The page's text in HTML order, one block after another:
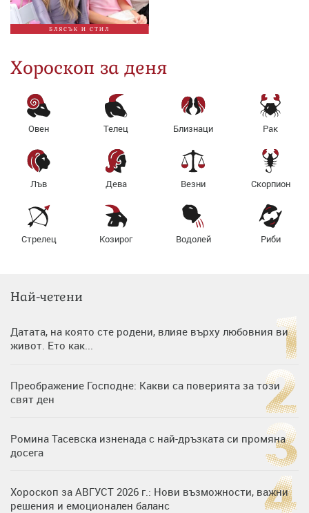
БЛЯСЪК И СТИЛ
Хороскоп за деня
Овен Телец Близнаци Рак
Лъв Дева Везни Скорпион
Стрелец Козирог Водолей Риби
Най-четени
Датата, на която сте родени, влияе върху любовния ви
живот. Ето как...
Преображение Господне: Какви са поверията за този
свят ден
Ромина Тасевска изненада с най-дръзката си промяна
досега
Хороскоп за АВГУСТ 2026 г.: Нови възможности, важни
решения и емоционален баланс